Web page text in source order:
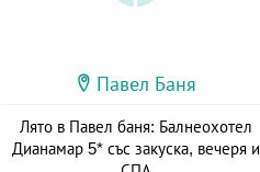
Павел Баня
Лято в Павел баня: Балнеохотел
Дианамар 5* със закуска, вечеря и